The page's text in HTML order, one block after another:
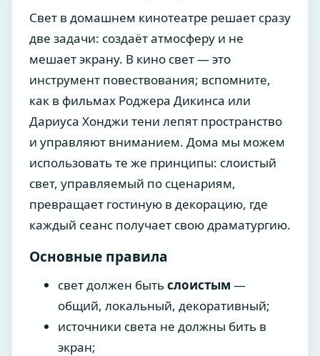
Свет в домашнем кинотеатре решает сразу
две задачи: создаёт атмосферу и не
мешает экрану. В кино свет — это
инструмент повествования; вспомните,
как в фильмах Роджера Дикинса или
Дариуса Хонджи тени лепят пространство
и управляют вниманием. Дома мы можем
использовать те же принципы: слоистый
свет, управляемый по сценариям,
превращает гостиную в декорацию, где
каждый сеанс получает свою драматургию.
Основные правила
свет должен бытьслоистым —
общий, локальный, декоративный;
источники света не должны бить в
экран;